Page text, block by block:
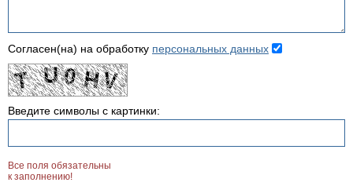
Согласен(на) на обработку персональных данных
Введите символы с картинки:
Все поля обязательны
к заполнению!